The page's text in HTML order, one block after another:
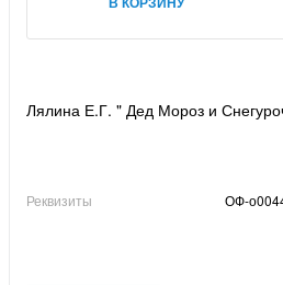
Лялина Е.Г. " Дед Мороз и
Реквизиты ОФ-